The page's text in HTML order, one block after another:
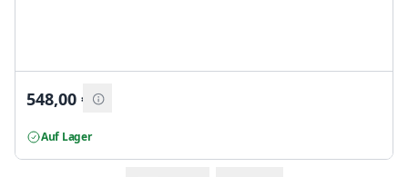
548,00 €
Auf Lager